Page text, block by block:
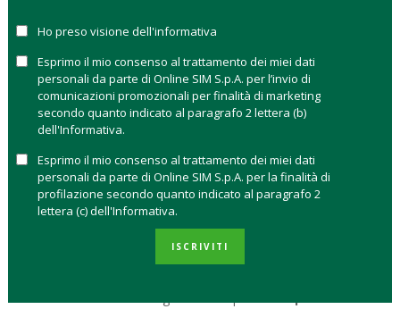
dell’automotive che da tempo ha imboccato la strada della
diesel, ma anche i diritti di milioni di cittadini proprietari dei
veicoli diesel che temono di perdere un bene che ormai non
ha più un valore per il Paese in cui vivono.
perché ha acquistato un’auto diesel e potrebbe trovarsi, di
fatto, fuori legge a breve. Al momento il divieto vale per le
due città che erano a giudizio, Duesseldorf e Stoccarda, ma la
sentenza ha stabilito un principio che avrà i suoi effetti anche
su altri comuni, anche perché sono molte le cause aperte in
Ho preso visione dell'informativa
Esprimo il mio consenso al trattamento dei miei dati
personali da parte di Online SIM S.p.A. per l’invio di
comunicazioni promozionali per finalità di marketing
secondo quanto indicato al paragrafo 2 lettera (b)
dell'Informativa.
Esprimo il mio consenso al trattamento dei miei dati
personali da parte di Online SIM S.p.A. per la finalità di
profilazione secondo quanto indicato al paragrafo 2
lettera (c) dell'Informativa.
ISCRIVITI